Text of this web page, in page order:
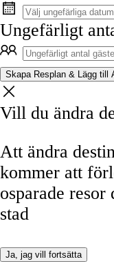
Ungefärligt
Skapa Resplan & Lägg till
Vill du ändra
Att ändra
kommer att
osparade
stad
Ja, jag vill fortsätta